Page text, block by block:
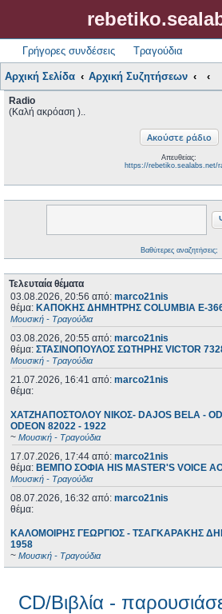
Γρήγορες συνδέσεις Τραγούδια
Αρχική Σελίδα Αρχική Συζητήσεων
Radio
(Καλή ακρόαση )..
Απευθείας:
https://rebetiko.sealabs.net/
Βαθύτερες αναζητήσεις;
Τελευταία θέματα
03.08.2026, 20:56 από: marco21nis
θέμα: ΚΑΠΟΚΗΣ ΔΗΜΗΤΡΗΣ COLUMBIA E-
Μουσική - Τραγούδια
03.08.2026, 20:55 από: marco21nis
θέμα: ΣΤΑΣΙΝΟΠΟΥΛΟΣ ΣΩΤΗΡΗΣ VICTOR
Μουσική - Τραγούδια
21.07.2026, 16:41 από: marco21nis
θέμα:
ΧΑΤΖΗΑΠΟΣΤΟΛΟΥ ΝΙΚΟΣ- DAJOS BELA -
ODEON 82022 - 1922
~ Μουσική - Τραγούδια
17.07.2026, 17:44 από: marco21nis
θέμα: ΒΕΜΠΟ ΣΟΦΙΑ HIS MASTER'S VOICE
Μουσική - Τραγούδια
08.07.2026, 16:32 από: marco21nis
θέμα:
ΚΑΛΟΜΟΙΡΗΣ ΓΕΩΡΓΙΟΣ - ΤΣΑΓΚΑΡΑΚΗΣ
1958
~ Μουσική - Τραγούδια
CD/Βιβλία -